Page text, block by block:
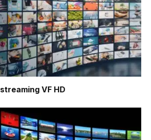
streaming VF HD